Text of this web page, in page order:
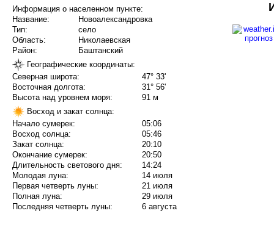
Информация о населенном пункте:
Название:
Новоалександровка
Тип:
село
Область:
Николаевская
Район:
Баштанский
Географические координаты:
Северная широта:
47° 33'
Восточная долгота:
31° 56'
Высота над уровнем моря:
91 м
Восход и закат солнца:
Начало сумерек:
05:06
Восход солнца:
05:46
Закат солнца:
20:10
Окончание сумерек:
20:50
Длительность светового дня:
14:24
Молодая луна:
14 июля
Первая четверть луны:
21 июля
Полная луна:
29 июля
Последняя четверть луны:
6 августа